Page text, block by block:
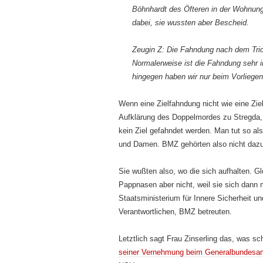
Böhnhardt des Öfteren in der
dabei, sie wussten aber Bescheid.
Zeugin Z: Die Fahndung nach dem
Normalerweise ist die Fahndung sehr
hingegen haben wir nur beim
Wenn eine Zielfahndung nicht wie eine
Aufklärung des Doppelmordes zu
kein Ziel gefahndet werden. Man tut so
und Damen. BMZ gehörten also nicht
Sie wußten also, wo die sich aufhalten.
Pappnasen aber nicht, weil sie sich
Staats­ministerium für Innere Sicherheit
Verantwortlichen, BMZ betreuten.
Letztlich sagt Frau Zinserling das, was
seiner Vernehmung beim